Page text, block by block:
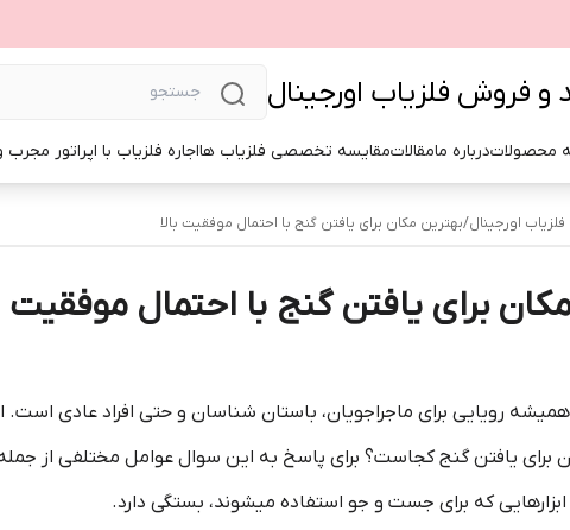
و فروش فلزیاب اورجینال
محصولاتدرباره مامقالاتمقایسه تخصصی فلزیاب هااجاره فلزیاب با اپراتور
اورجینال/بهترین مکان برای یافتن گنج با احتمال موفقیت بالا
برای یافتن گنج با احتمال موفقیت
همیشه رویایی برای ماجراجویان، باستان شناسان و حتی افراد عادی
برای یافتن گنج کجاست؟ برای پاسخ به این سوال عوامل مختلفی از
که برای جست و جو استفاده میشوند، بستگی دارد.